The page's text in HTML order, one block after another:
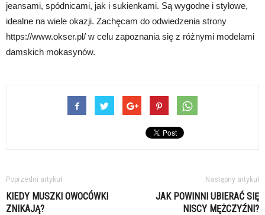
jeansami, spódnicami, jak i sukienkami. Są wygodne i stylowe,
idealne na wiele okazji. Zachęcam do odwiedzenia strony
https://www.okser.pl/ w celu zapoznania się z różnymi modelami
damskich mokasynów.
Poprzedni artykuł
KIEDY MUSZKI OWOCÓWKI
ZNIKAJĄ?
Następny artykuł
JAK POWINNI UBIERAĆ SIĘ
NISCY MĘŻCZYŹNI?